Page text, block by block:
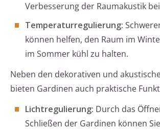
Verbesserung der Raumakustik
Temperaturregulierung:
können helfen, den Raum im
im Sommer kühl zu halten.
Neben den dekorativen und
bieten Gardinen auch praktische
Lichtregulierung: Durch das
Schließen der Gardinen können